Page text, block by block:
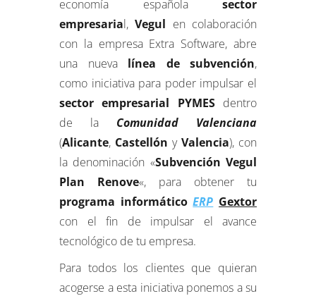
economía española sector
empresarial,Vegul en colaboración
con la empresa Extra Software, abre
una nueva línea de subvención,
como iniciativa para poder impulsar el
sector empresarial PYMESdentro
de la Comunidad Valenciana
(Alicante, Castellón y Valencia), con
la denominación «Subvención Vegul
Plan Renove«, para obtener tu
programa informático ERP Gextor
con el fin de impulsar el avance
tecnológico de tu empresa.
Para todos los clientes que quieran
acogerse a esta iniciativa ponemos a su